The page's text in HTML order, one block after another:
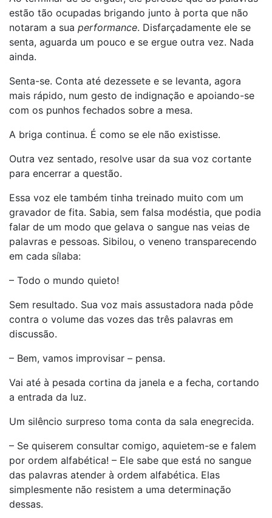
estão tão ocupadas brigando junto à porta que não
notaram a sua performance. Disfarçadamente ele se
senta, aguarda um pouco e se ergue outra vez. Nada
ainda.
Senta-se. Conta até dezessete e se levanta, agora
mais rápido, num gesto de indignação e apoiando-se
com os punhos fechados sobre a mesa.
A briga continua. É como se ele não existisse.
Outra vez sentado, resolve usar da sua voz cortante
para encerrar a questão.
Essa voz ele também tinha treinado muito com um
gravador de fita. Sabia, sem falsa modéstia, que podia
falar de um modo que gelava o sangue nas veias de
palavras e pessoas. Sibilou, o veneno transparecendo
em cada sílaba:
– Todo o mundo quieto!
Sem resultado. Sua voz mais assustadora nada pôde
contra o volume das vozes das três palavras em
discussão.
– Bem, vamos improvisar – pensa.
Vai até à pesada cortina da janela e a fecha, cortando
a entrada da luz.
Um silêncio surpreso toma conta da sala enegrecida.
– Se quiserem consultar comigo, aquietem-se e falem
por ordem alfabética! – Ele sabe que está no sangue
das palavras atender à ordem alfabética. Elas
simplesmente não resistem a uma determinação
dessas.